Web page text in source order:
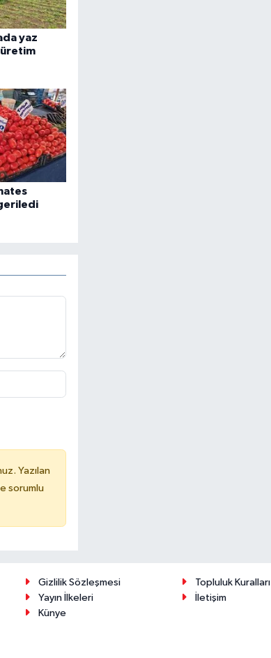
yaz
üretim
Yazılan
sorumlu
Gizlilik Sözleşmesi
Topluluk Kuralları
Yayın İlkeleri
İletişim
Künye